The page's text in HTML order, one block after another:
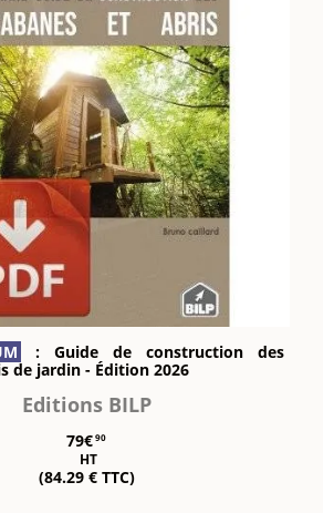
: Guide de construction des
de jardin - Édition 2026
Editions BILP
79€90
HT
(84.29 € TTC)